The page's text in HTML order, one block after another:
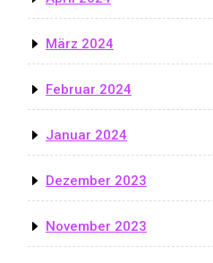
März 2024
Februar 2024
Januar 2024
Dezember 2023
November 2023